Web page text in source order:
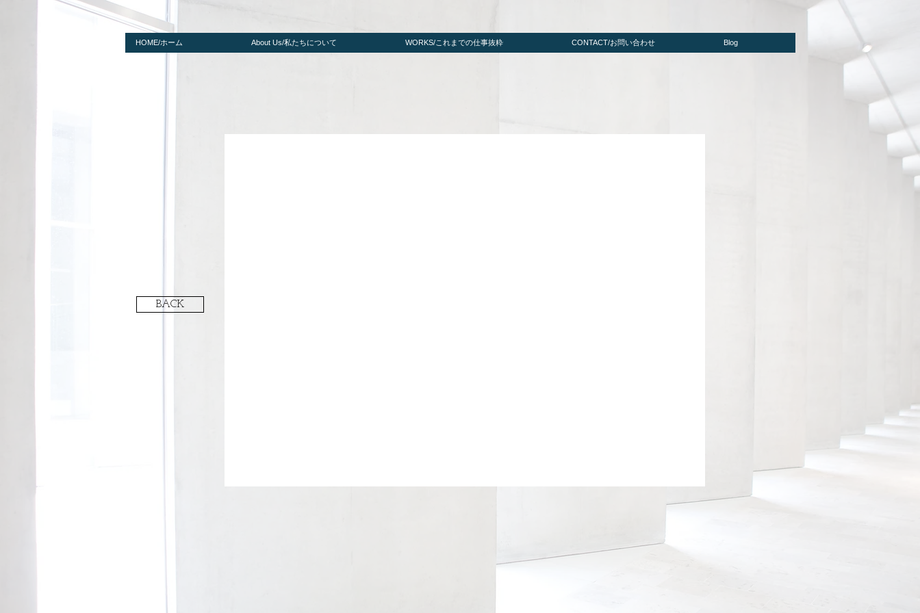
HOME/ホーム About Us/私たちについて WORKS/これまでの仕事抜粋 CONTACT/お問い合わせ Blog
BACK